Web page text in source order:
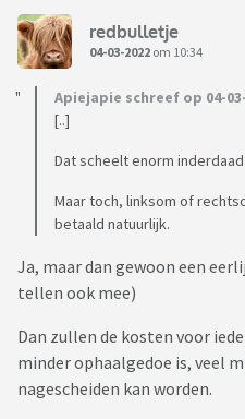
redbulletje
04-03-2022 om 10:34
Apiejapie schreef op 04-
[..]
Dat scheelt enorm inderdaad.
Maar toch, linksom of
betaald natuurlijk.
Ja, maar dan gewoon een
tellen ook mee)
Dan zullen de kosten voor
minder ophaalgedoe is, veel
nagescheiden kan worden.